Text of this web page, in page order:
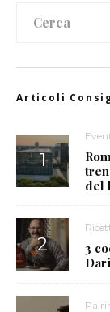
Articoli
del
3